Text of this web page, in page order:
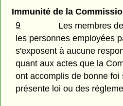
Immunité de la
9
Les membres
les personnes employées
s'exposent à aucune
quant aux actes que la
ont accomplis de bonne foi
présente loi ou des